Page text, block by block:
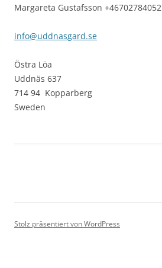
Margareta Gustafsson +46702784052
info@uddnasgard.se
Östra Löa
Uddnäs 637
714 94 Kopparberg
Sweden
Stolz präsentiert von WordPress